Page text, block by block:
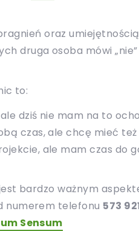
oraz
druga osoba mówi „nie”
to:
dziś nie mam na to
czas, ale chcę mieć
ale mam czas do
bardzo ważnym
numerem telefonu 573
Sensum